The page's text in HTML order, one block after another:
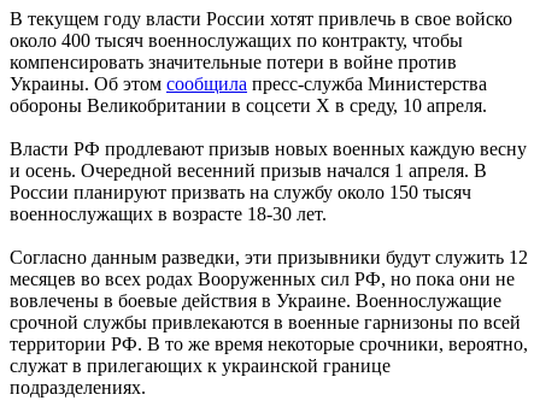
В текущем году власти России хотят привлечь в свое войско
около 400 тысяч военнослужащих по контракту, чтобы
компенсировать значительные потери в войне против
Украины. Об этом сообщила пресс-служба Министерства
обороны Великобритании в соцсети X в среду, 10 апреля.
Власти РФ продлевают призыв новых военных каждую весну
и осень. Очередной весенний призыв начался 1 апреля. В
России планируют призвать на службу около 150 тысяч
военнослужащих в возрасте 18-30 лет.
Согласно данным разведки, эти призывники будут служить 12
месяцев во всех родах Вооруженных сил РФ, но пока они не
вовлечены в боевые действия в Украине. Военнослужащие
срочной службы привлекаются в военные гарнизоны по всей
территории РФ. В то же время некоторые срочники, вероятно,
служат в прилегающих к украинской границе
подразделениях.